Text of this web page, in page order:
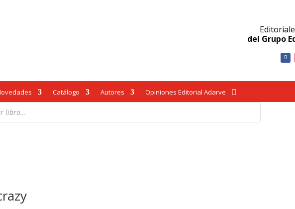
del Grupo
Catálogo Autores Opiniones Editorial Adarve